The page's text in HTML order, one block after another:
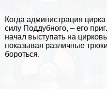
Когда администрация
силу Поддубного, – его
начал выступать на
показывая различные
бороться.